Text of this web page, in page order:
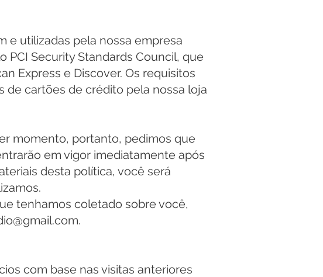
e utilizadas pela nossa empresa
PCI Security Standards Council, que
Express e Discover. Os requisitos
de cartões de crédito pela nossa loja
momento, portanto, pedimos que
em vigor imediatamente após
desta política, você será
tenhamos coletado sobre você,
.
com base nas visitas anteriores